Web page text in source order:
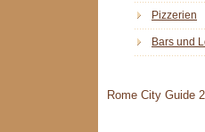
Pizzerien
Bars und
Rome City Guide